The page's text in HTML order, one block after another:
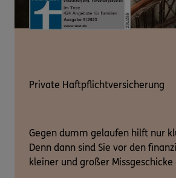
Private Haftpflichtversicherung
Gegen dumm gelaufen hilft nur
Denn dann sind Sie vor den
kleiner und großer Missgeschicke